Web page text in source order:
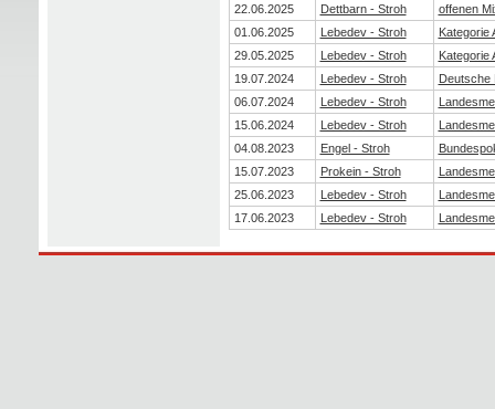
22.06.2025
Dettbarn - Stroh
offenen
01.06.2025
Lebedev - Stroh
Kategorie
29.05.2025
Lebedev - Stroh
Kategorie
19.07.2024
Lebedev - Stroh
Deutsche
06.07.2024
Lebedev - Stroh
15.06.2024
Lebedev - Stroh
04.08.2023
Engel - Stroh
15.07.2023
Prokein - Stroh
25.06.2023
Lebedev - Stroh
17.06.2023
Lebedev - Stroh